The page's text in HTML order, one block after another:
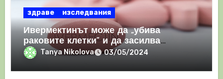
здраве изследвания
Ивермектинът може да „убива
раковите клетки“ и да засилва
имунния отговор
Tanya Nikolova 03/05/2024